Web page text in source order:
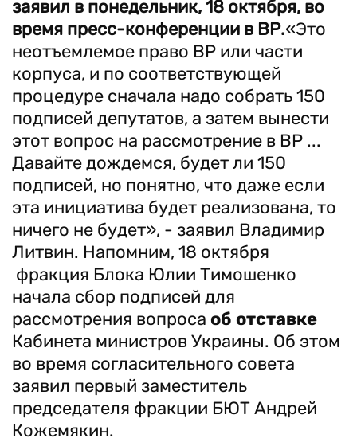
заявил в понедельник, 18 октября, во
время пресс-конференции в ВР.«Это
неотъемлемое право ВР или части
корпуса, и по соответствующей
процедуре сначала надо собрать 150
подписей депутатов, а затем вынести
этот вопрос на рассмотрение в ВР ...
Давайте дождемся, будет ли 150
подписей, но понятно, что даже если
эта инициатива будет реализована, то
ничего не будет», - заявил Владимир
Литвин. Напомним, 18 октября
фракция Блока Юлии Тимошенко
начала сбор подписей для
рассмотрения вопроса об отставке
Кабинета министров Украины. Об этом
во время согласительного совета
заявил первый заместитель
председателя фракции БЮТ Андрей
Кожемякин.